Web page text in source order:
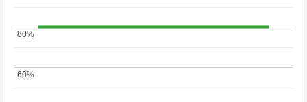
60%
60%
80%
80%